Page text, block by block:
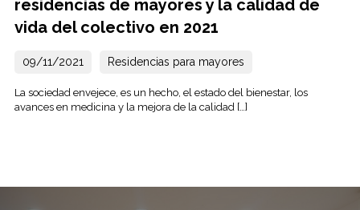
residencias de mayores y la calidad de
vida del colectivo en 2021
09/11/2021 Residencias para mayores
La sociedad envejece, es un hecho, el estado del bienestar, los
avances en medicina y la mejora de la calidad […]